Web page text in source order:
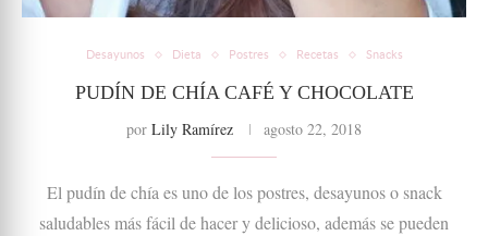
Desayunos Dieta Postres Recetas Snacks
PUDÍN DE CHÍA CAFÉ Y CHOCOLATE
por Lily Ramírez agosto 22, 2018
El pudín de chía es uno de los postres, desayunos o snack
saludables más fácil de hacer y delicioso, además se pueden